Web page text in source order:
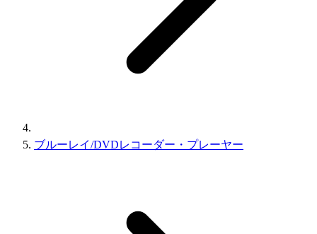
ブルーレイ/DVDレコーダー・プレーヤー